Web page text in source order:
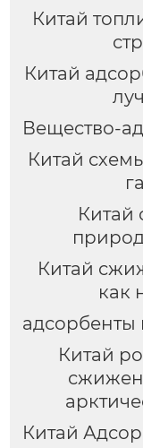
Китай
Китай
Вещество-
Китай
Китай
Китай
как
адсорбенты
Китай
Китай